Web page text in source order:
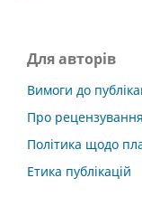
Для авторів
Вимоги до
Про рецензування
Політика щодо
Етика публікацій